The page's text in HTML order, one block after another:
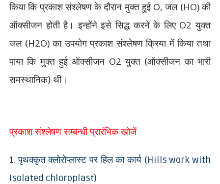
किया कि प्रकाश संश्लेषण के दौरान मुक्त हुई O,जल (HO)की
ऑक्सीजन होती है। इन्होंने इसे सिद्ध करने के लिए O2युक्त
जल (H2O)का उपयोग प्रकाश संश्लेषण क्रिया में किया तथा
पाया कि मुक्त हुई ऑक्सीजन O2युक्त (ऑक्सीजन का भारी
समस्थानिक) थी।
प्रकाश संश्लेषण सम्बन्धी प्रारंभिक खोजें
1.पृथक्कृत क्लोरोप्लास्ट पर हिल का कार्य (Hills work with
Isolated chloroplast)